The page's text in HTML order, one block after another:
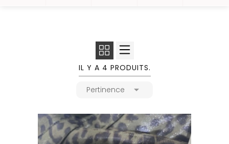
IL Y A 4 PRODUITS.
Pertinence 